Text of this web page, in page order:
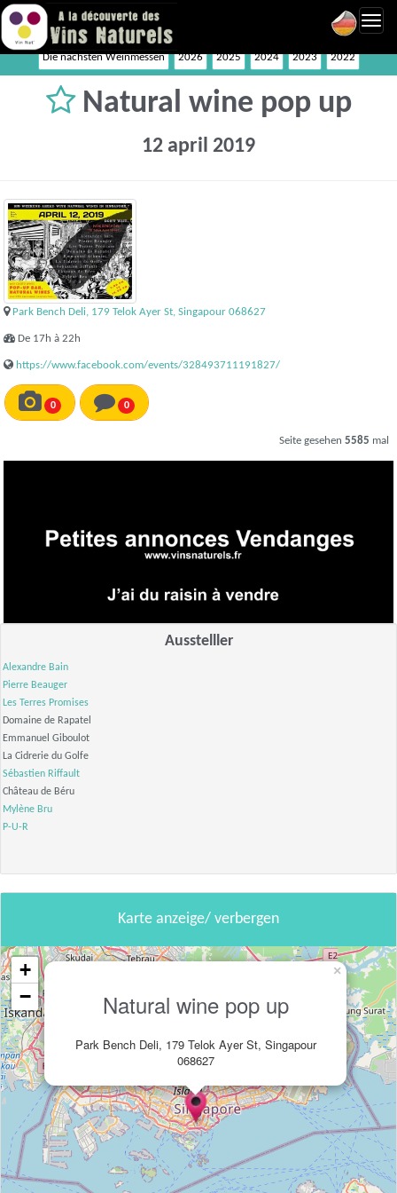
Die nächsten Weinmessen 2026 2025 2024 2023 2022
Natural wine pop up
12 april 2019
Park Bench Deli, 179 Telok Ayer St, Singapour 068627
De 17h à 22h
https://www.facebook.com/events/328493711191827/
0 0
Seite gesehen 5585 mal
Ausstelller
Alexandre Bain
Pierre Beauger
Les Terres Promises
Domaine de Rapatel
Emmanuel Giboulot
La Cidrerie du Golfe
Sébastien Riffault
Château de Béru
Mylène Bru
P-U-R
Karte anzeige/ verbergen
Natural wine pop up
Park Bench Deli, 179 Telok Ayer St, Singapour
068627
×
+
−